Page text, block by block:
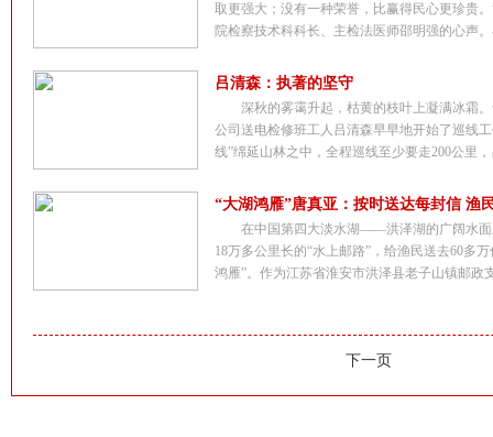
取更强大；没有一种荣誉，比赢得民心更珍贵
院检察技术科科长、主检法医师邵明强的心声
吕清森：执著的坚守
深秋的雾霭升起，枯黄的枝叶上凝满冰霜
公司送电检修班工人吕清森早早地开始了巡线
线”绵延山林之中，全程巡线至少要走200公里
“大湖鸿雁”唐真亚：按时送达每封信 渔
在中国第四大淡水湖——洪泽湖的广阔水面
18万多公里长的“水上邮路”，给渔民送去60多
鸿雁”。作为江苏省淮安市洪泽县老子山镇邮政
下一页